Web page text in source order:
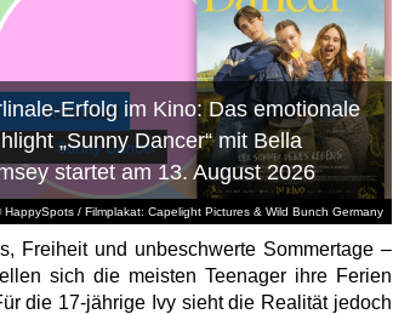
HappySpots / Filmplakat: Capelight Pictures & Wild Bunch Germany
Erfolg im Kino: Das emotionale
„Sunny Dancer“ mit Bella
startet am 13. August 2026
Freiheit und unbeschwerte Sommertage –
sich die meisten Teenager ihre Ferien
die 17-jährige Ivy sieht die Realität jedoch